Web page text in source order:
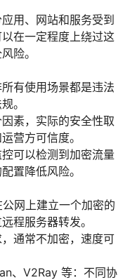
用、网站和服务受到
在一定程度上绕过这
险。
有使用场景都是违法
。
素，实际的安全性取
营方可信度。
可以检测到加密流量
置降低风险。
网上建立一个加密的
程服务器转发。
通常不加密，速度可
、V2Ray 等：不同协